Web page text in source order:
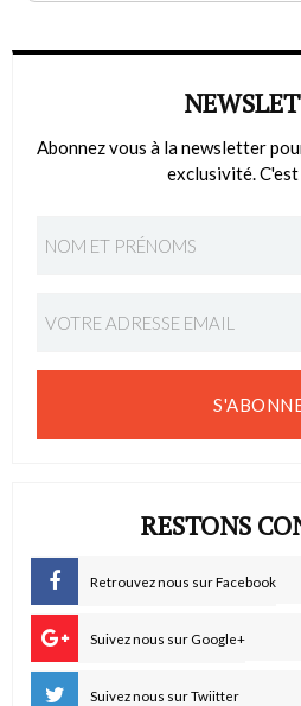
Abonnez vous à la newsletter
exclusivité.
RESTONS
Retrouvez nous sur Facebook
Suivez nous sur Google+
Suivez nous sur Twiitter